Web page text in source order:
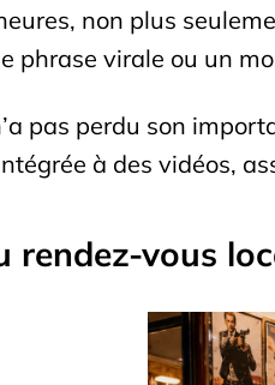
non plus
phrase virale ou un
pas perdu son
à des vidéos,
rendez-vous